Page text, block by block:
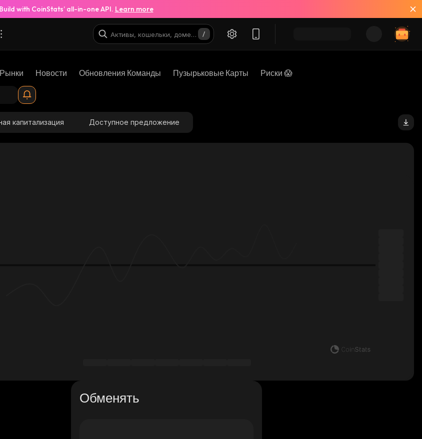
Build with CoinStats’ all-in-one API. Learn more
Рынки Новости Обновления Команды Пузырьковые Карты Риски 😱
капитализация Доступное предложение
Обменять